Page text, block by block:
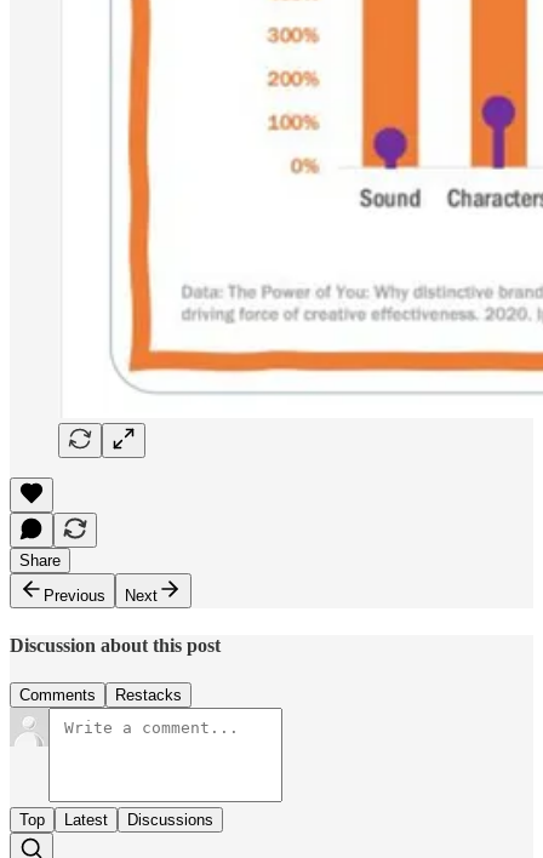
Share
Previous
Next
Discussion about this post
Comments Restacks
Top Latest Discussions